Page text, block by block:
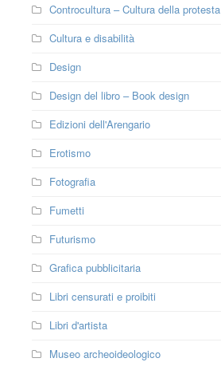
Controcultura – Cultura della protesta
Cultura e disabilità
Design
Design del libro – Book design
Edizioni dell'Arengario
Erotismo
Fotografia
Fumetti
Futurismo
Grafica pubblicitaria
Libri censurati e proibiti
Libri d'artista
Museo archeoideologico